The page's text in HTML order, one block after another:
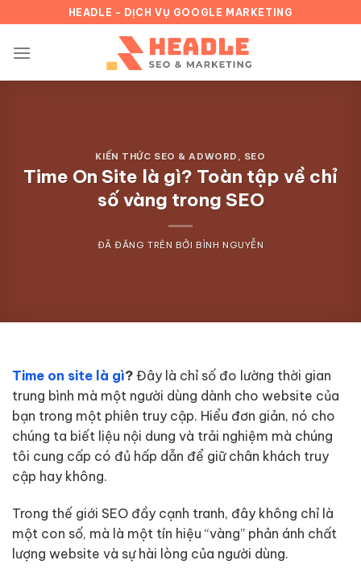
đến
nội
HEADLE - DỊCH VỤ GOOGLE MARKETING
KIẾN THỨC SEO & ADWORD SEO
Time On Site là gì? Toàn tập về chỉ
số vàng trong SEO
ĐÃ ĐĂNG TRÊN BỞIBÌNH NGUYỄN
Time on site là gì? Đây là chỉ số đo lường thời gian
trung bình mà một người dùng dành cho website của
bạn trong một phiên truy cập. Hiểu đơn giản, nó cho
chúng ta biết liệu nội dung và trải nghiệm mà chúng
tôi cung cấp có đủ hấp dẫn để giữ chân khách truy
cập hay không.
Trong thế giới SEO đầy cạnh tranh, đây không chỉ là
một con số, mà là một tín hiệu “vàng” phản ánh chất
lượng website và sự hài lòng của người dùng.